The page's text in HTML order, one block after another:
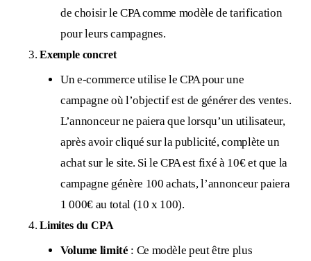
de choisir le CPA comme modèle de tarification
pour leurs campagnes.
Exemple concret
Un e-commerce utilise le CPA pour une
campagne où l’objectif est de générer des ventes.
L’annonceur ne paiera que lorsqu’un utilisateur,
après avoir cliqué sur la publicité, complète un
achat sur le site. Si le CPA est fixé à 10€ et que la
campagne génère 100 achats, l’annonceur paiera
1 000€ au total (10 x 100).
Limites du CPA
Volume limité : Ce modèle peut être plus